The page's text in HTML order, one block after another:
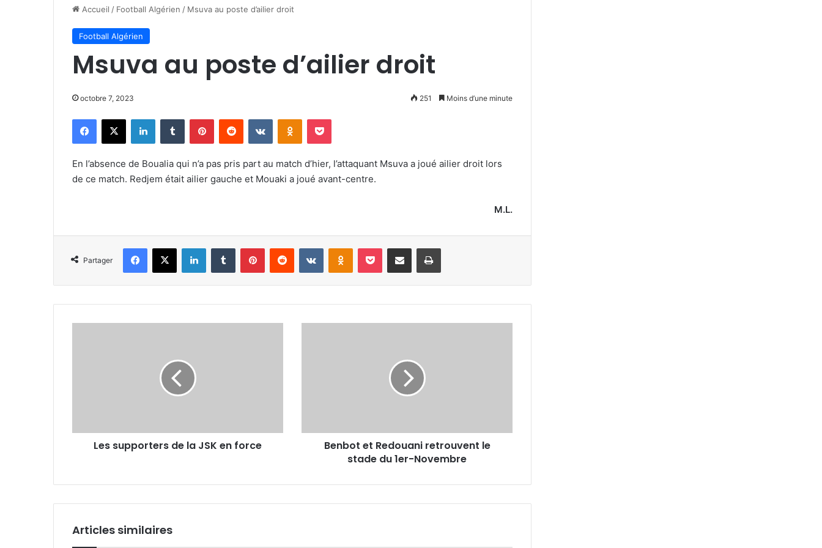
Accueil / Football Algérien / Msuva au poste d’ailier droit
Football Algérien
Msuva au poste d’ailier droit
octobre 7, 2023 251 Moins d’une minute
Facebook
X LinkedinTumblr PinterestReddit VKontakteOdnoklassniki
Pocket
En l’absence de Boualia qui n’a pas pris part au match d’hier, l’attaquant Msuva a joué ailier droit lors
de ce match. Redjem était ailier gauche et Mouaki a joué avant-centre.
M.L.
Partager
Facebook
X LinkedinTumblr PinterestReddit VKontakteOdnoklassniki
Pocket Partager par email Imprimer
Les supporters de la JSK en force
Novembre
Benbot et Redouani retrouvent le
stade du 1er-Novembre
Articles similaires